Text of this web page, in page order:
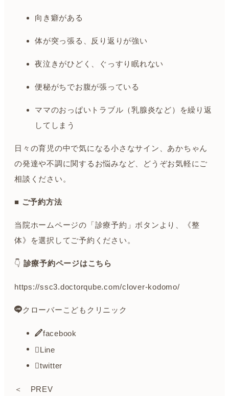
向き癖がある
体が突っ張る、反り返りが強い
夜泣きがひどく、ぐっすり眠れない
便秘がちでお腹が張っている
ママのおっぱいトラブル（乳腺炎など）を繰り返
してしまう
日々の育児の中で気になる小さなサイン、あかちゃん
の発達や不調に関するお悩みなど、どうぞお気軽にご
相談ください。
■ ご予約方法
当院ホームページの「診療予約」ボタンより、《整
体》を選択してご予約ください。
👇 診療予約ページはこちら
https://ssc3.doctorqube.com/clover-kodomo/
クローバーこどもクリニック
facebook
Line
twitter
＜ PREV